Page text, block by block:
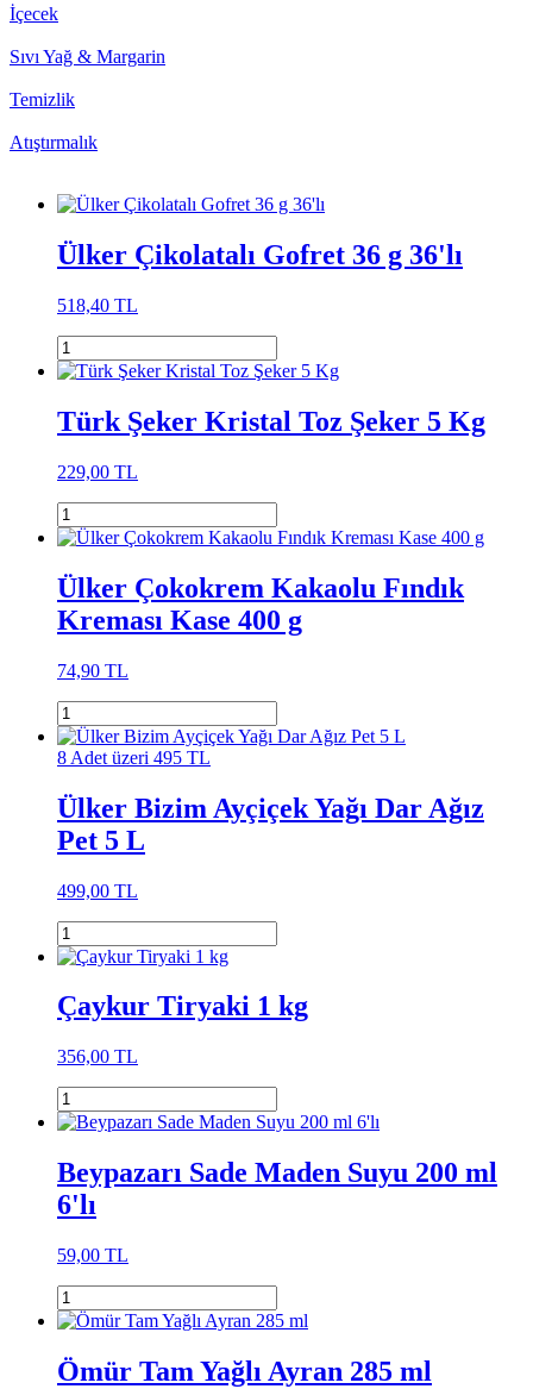
İçecek
Sıvı Yağ & Margarin
Temizlik
Atıştırmalık
Ülker Çikolatalı Gofret 36 g 36'lı
518,40 TL
Türk Şeker Kristal Toz Şeker 5 Kg
229,00 TL
Ülker Çokokrem Kakaolu Fındık
Kreması Kase 400 g
74,90 TL
8 Adet üzeri 495 TL
Ülker Bizim Ayçiçek Yağı Dar Ağız
Pet 5 L
499,00 TL
Çaykur Tiryaki 1 kg
356,00 TL
Beypazarı Sade Maden Suyu 200 ml
6'lı
59,00 TL
Ömür Tam Yağlı Ayran 285 ml